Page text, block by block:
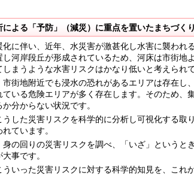
による「予防」（減災）に重点を置いたまちづくり
に伴い、近年、水災害が激甚化し水害に襲われ
し河岸段丘が形成されているため、河床は市街地
まうような水害リスクはかなり低いと考えられて
街地附近でも浸水の恐れがあるエリアは存在し
ている危険エリアが多く存在します。そのため、
分からない状況です。
した災害リスクを科学的に分析し可視化する取
ています。
の回りの災害リスクを調べ、「いざ」というと
事です。
いった災害リスクに対する科学的知見を、これ